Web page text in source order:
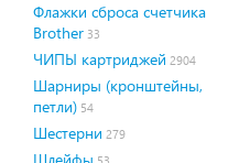
Флажки сброса счетчика
Brother 33
ЧИПЫ картриджей 2904
Шарниры (кронштейны,
петли) 54
Шестерни 279